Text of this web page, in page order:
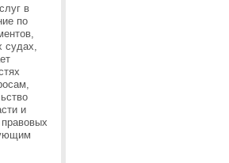
в
по
судах,
и